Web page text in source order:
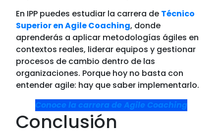
En IPP puedes estudiar la carrera de Técnico
Superior en Agile Coaching, donde
aprenderás a aplicar metodologías ágiles en
contextos reales, liderar equipos y gestionar
procesos de cambio dentro de las
organizaciones. Porque hoy no basta con
entender agile: hay que saber implementarlo.
Conoce la carrera de Agile Coaching
Conclusión